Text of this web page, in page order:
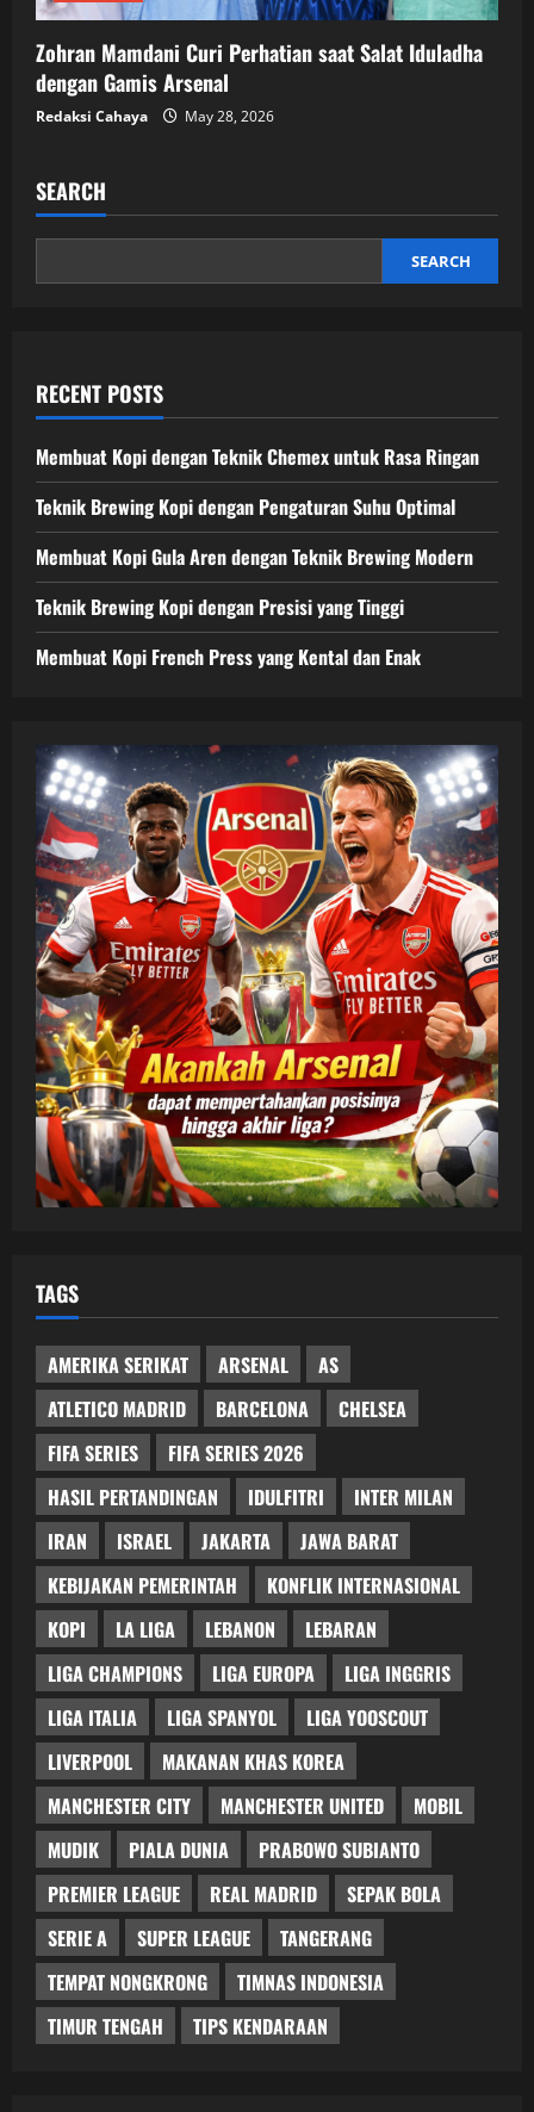
Zohran Mamdani Curi Perhatian saat Salat Iduladha
dengan Gamis Arsenal
Redaksi Cahaya May 28, 2026
SEARCH
SEARCH
RECENT POSTS
Membuat Kopi dengan Teknik Chemex untuk Rasa Ringan
Teknik Brewing Kopi dengan Pengaturan Suhu Optimal
Membuat Kopi Gula Aren dengan Teknik Brewing Modern
Teknik Brewing Kopi dengan Presisi yang Tinggi
Membuat Kopi French Press yang Kental dan Enak
TAGS
AMERIKA SERIKAT ARSENAL
AS
ATLETICO MADRID
BARCELONA
CHELSEA
FIFA SERIES
FIFA SERIES 2026
HASIL PERTANDINGAN
IDULFITRI
INTER MILAN
IRAN
ISRAEL JAKARTA
JAWA BARAT
KEBIJAKAN PEMERINTAH
KONFLIK INTERNASIONAL
KOPI
LA LIGA LEBANON
LEBARAN
LIGA CHAMPIONS
LIGA EUROPA
LIGA INGGRIS
LIGA ITALIA
LIGA SPANYOL
LIGA YOOSCOUT
LIVERPOOL
MAKANAN KHAS KOREA
MANCHESTER CITY
MANCHESTER UNITED
MOBIL
MUDIK
PIALA DUNIA
PRABOWO SUBIANTO
PREMIER LEAGUE
REAL MADRID
SEPAK BOLA
SERIE A
SUPER LEAGUE
TANGERANG
TEMPAT NONGKRONG
TIMNAS INDONESIA
TIMUR TENGAH
TIPS KENDARAAN